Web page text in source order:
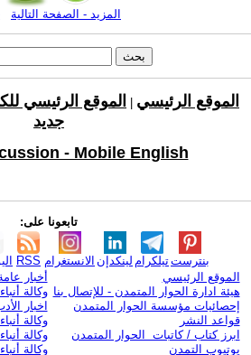
المزيد - الصفحة التالية
الموقع الرئيسي الموقع الرئيسي
جديد
- Mobile English
تابعونا على:
RSS الانستغرام لينكدإن تيلكرامبنترست
الموقع الرئيسي
هيئة ادارة الحوار المتمدن - للإتصال بنا
إحصائيات مؤسسة الحوار المتمدن
قواعد النشر
ابرز كتاب / كاتبات الحوار المتمدن
يوتيوب التمدن
أخبار
وكالة
اخبار
وكالة
وكالة
وكالة